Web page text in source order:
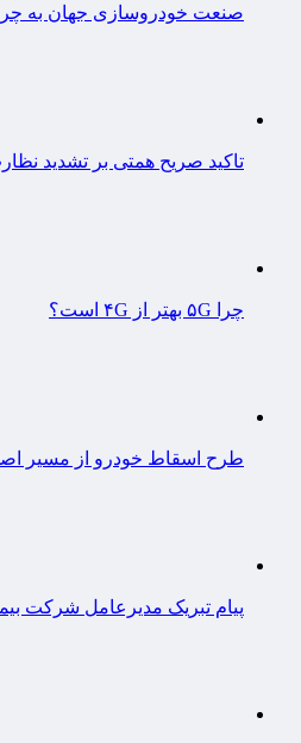
صنعت خودروسازی جهان به
تاکید صریح همتی بر تشدید
چرا ۵G بهتر از ۴G است؟
طرح اسقاط خودرو از مسیر
پیام تبریک مدیرعامل شرکت